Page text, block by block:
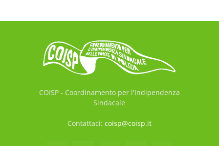
COISP - Coordinamento per l'Indipendenza
Sindacale
Contattaci: coisp@coisp.it